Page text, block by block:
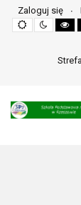
Zaloguj się
Default
mode
Night
mode